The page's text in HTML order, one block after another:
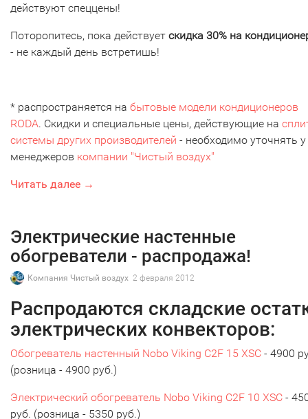
действуют спеццены!
Поторопитесь, пока действует скидка 30% на
- не каждый день встретишь!
* распространяется на бытовые модели кондиционеров
RODA. Скидки и специальные цены, действующие на
системы других производителей - необходимо уточнять у
менеджеров компании "Чистый воздух"
Читать далее →
Электрические настенные
обогреватели - распродажа!
Компания Чистый воздух 2 февраля 2012
Распродаются складские
электрических конвекторов:
Обогреватель настенный Nobo Viking C2F 15 XSC - 4900
(розница - 4900 руб.)
Электрический обогреватель Nobo Viking C2F 10 XSC -
руб. (розница - 5350 руб.)